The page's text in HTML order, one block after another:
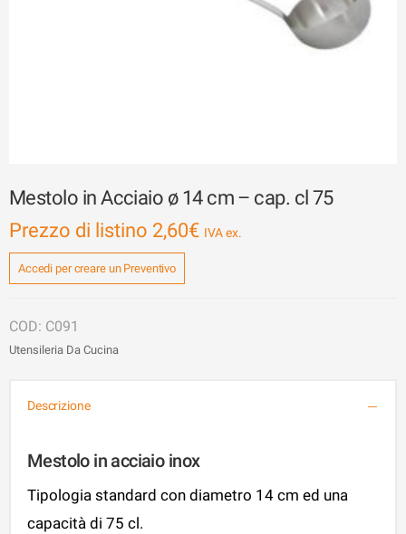
Mestolo in Acciaio ø 14 cm – cap. cl 75
Prezzo di listino 2,60€
Accedi per creare un Preventivo
C091
Utensileria Da Cucina
Descrizione
Mestolo in acciaio inox
Tipologia standard con diametro 14 cm ed una
capacità di 75 cl.